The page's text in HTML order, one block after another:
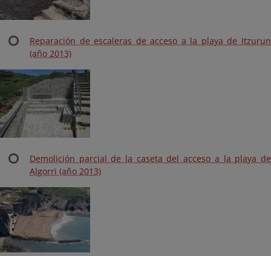
Reparación de escaleras de acceso a la playa de Itzurun
(año 2013)
Demolición parcial de la caseta del acceso a la playa de
Algorri (año 2013)